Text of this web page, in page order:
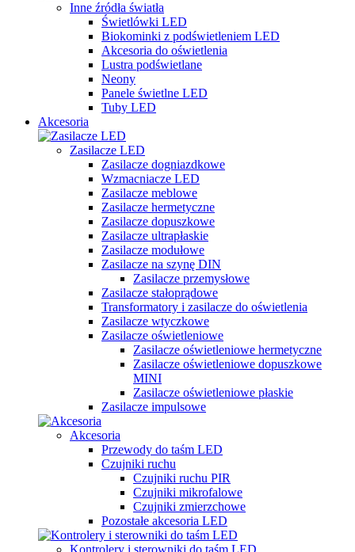
Inne źródła światła
Świetlówki LED
Biokominki z podświetleniem LED
Akcesoria do oświetlenia
Lustra podświetlane
Neony
Panele świetlne LED
Tuby LED
Akcesoria
Zasilacze LED
Zasilacze dogniazdkowe
Wzmacniacze LED
Zasilacze meblowe
Zasilacze hermetyczne
Zasilacze dopuszkowe
Zasilacze ultrapłaskie
Zasilacze modułowe
Zasilacze na szynę DIN
Zasilacze przemysłowe
Zasilacze stałoprądowe
Transformatory i zasilacze do oświetlenia
Zasilacze wtyczkowe
Zasilacze oświetleniowe
Zasilacze oświetleniowe hermetyczne
Zasilacze oświetleniowe dopuszkowe
MINI
Zasilacze oświetleniowe płaskie
Zasilacze impulsowe
Akcesoria
Przewody do taśm LED
Czujniki ruchu
Czujniki ruchu PIR
Czujniki mikrofalowe
Czujniki zmierzchowe
Pozostałe akcesoria LED
Kontrolery i sterowniki do taśm LED